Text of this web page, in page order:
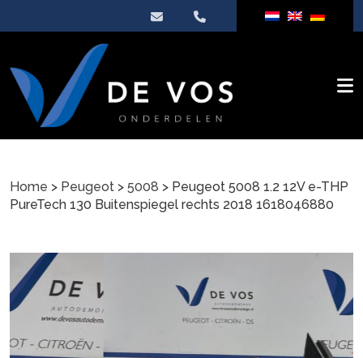
Home > Peugeot > 5008 > Peugeot 5008 1.2 12V e-THP
PureTech 130 Buitenspiegel rechts 2018 1618046880